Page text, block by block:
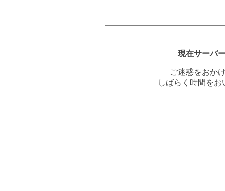
現在サーバ
ご迷惑をおか
しばらく時間を